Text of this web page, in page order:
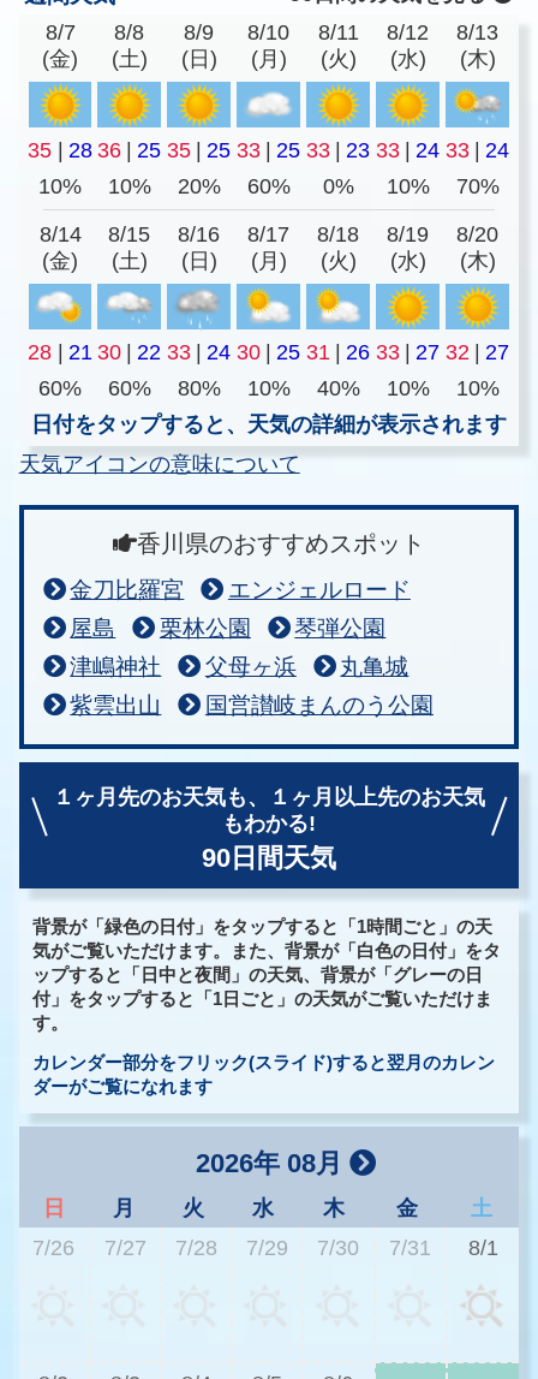
8/7
(金)
8/8
(土)
8/9
(日)
8/10
(月)
8/11
(火)
8/12
(水)
8/13
(木)
35 | 28 36 | 25 35 | 25 33 | 25 33 | 23 33 | 24 33 | 24
10%
10% 20% 60% 0% 10% 70%
8/14
(金)
8/15
(土)
8/16
(日)
8/17
(月)
8/18
(火)
8/19
(水)
8/20
(木)
28 | 21 30 | 22 33 | 24 30 | 25 31 | 26 33 | 27 32 | 27
60%
60% 80% 10% 40% 10%
10%
日付をタップすると、天気の詳細が表示されます
天気アイコンの意味について
香川県のおすすめスポット
金刀比羅宮
エンジェルロード
屋島
栗林公園
琴弾公園
津嶋神社
父母ヶ浜
丸亀城
紫雲出山
国営讃岐まんのう公園
１ヶ月先のお天気も、
１ヶ月以上先のお天気
もわかる!
90日間天気
背景が「緑色の日付」をタップすると「1時間ごと」の天
気がご覧いただけます。また、背景が「白色の日付」をタ
ップすると「日中と夜間」の天気、背景が「グレーの日
付」をタップすると「1日ごと」の天気がご覧いただけま
す。
カレンダー部分をフリック(スライド)すると翌月のカレン
ダーがご覧になれます
2026年 08月
日 月 火 水 木 金
土
7/26
7/27 7/28 7/29 7/30 7/31 8/1